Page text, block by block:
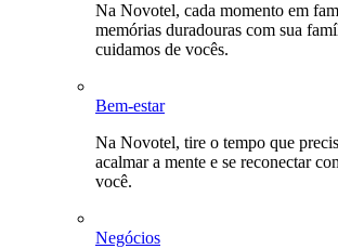
Na Novotel, cada momento em
memórias duradouras com sua
cuidamos de vocês.
Bem-estar
Na Novotel, tire o tempo que
acalmar a mente e se reconectar
você.
Negócios